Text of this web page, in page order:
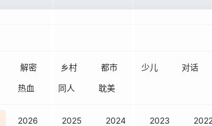
解密 乡村 都市 少儿 对话
热血 同人 耽美
2026 2025 2024 2023